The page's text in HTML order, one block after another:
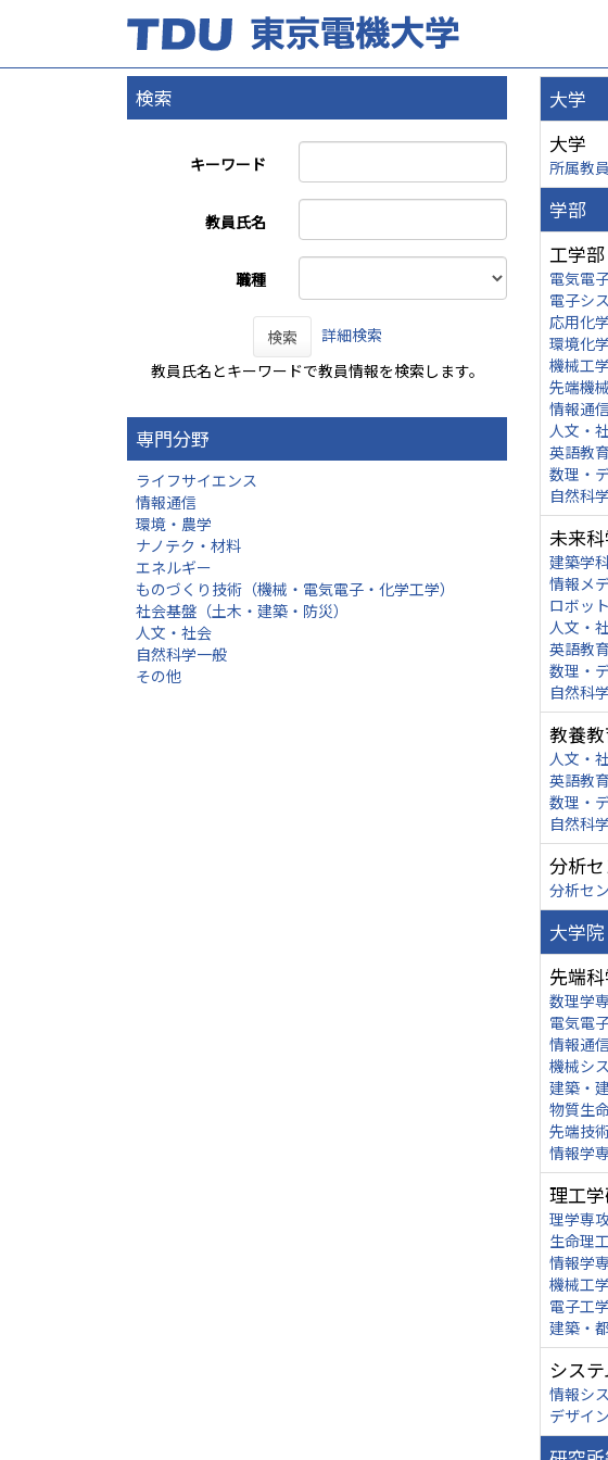
検索
キーワード
教員氏名
職種
検索
詳細検索
教員氏名とキーワードで教員情報を検索します。
専門分野
ライフサイエンス
情報通信
環境・農学
ナノテク・材料
エネルギー
ものづくり技術（機械・電気電子・化学工学）
社会基盤（土木・建築・防災）
人文・社会
自然科学一般
その他
大学
大学
所属教員
学部
工学部
電気電
電子シ
応用化
環境化
機械工
先端機
情報通
人文・
英語教
数理・
自然科
未来
建築学
情報メ
ロボッ
人文・
英語教
数理・
自然科
教養
人文・
英語教
数理・
自然科
分析
分析セ
大学院
先端
数理学
電気電
情報通
機械シ
建築・
物質生
先端技
情報学
理工
理学専
生命理
情報学
機械工
電子工
建築・
シス
情報シ
デザイ